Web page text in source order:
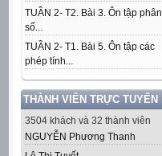
TUẦN 2- T2. Bài 3. Ôn tập phân
số...
TUẦN 2- T1. Bài 5. Ôn tập các
phép tính...
THÀNH VIÊN TRỰC TUYẾN
3504 khách và 32 thành viên
NGUYỄN Phương Thanh